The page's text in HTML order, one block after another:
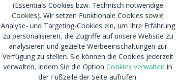
(Essentials Cookies bzw. Technisch notwendige
Cookies). Wir setzen Funktionale Cookies sowie
Analyse- und Targeting-Cookies ein, um Ihre Erfahrung
zu personalisieren, die Zugriffe auf unsere Website zu
analysieren und gezielte Werbeeinschaltungen zur
Verfügung zu stellen. Sie können die Cookies jederzeit
verwalten, indem Sie die Option Cookies verwalten in
der Fußzeile der Seite aufrufen.